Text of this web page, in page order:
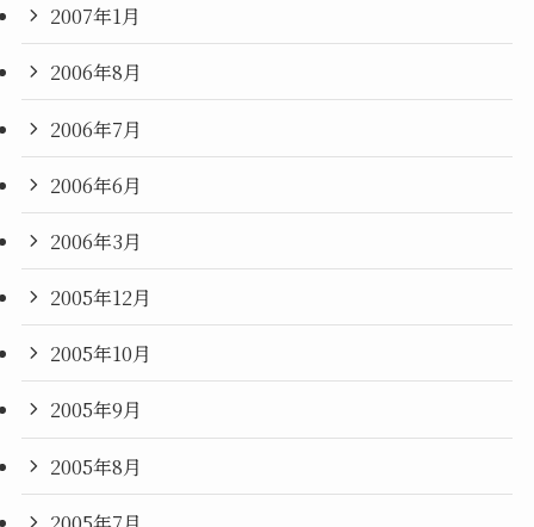
2007年1月
2006年8月
2006年7月
2006年6月
2006年3月
2005年12月
2005年10月
2005年9月
2005年8月